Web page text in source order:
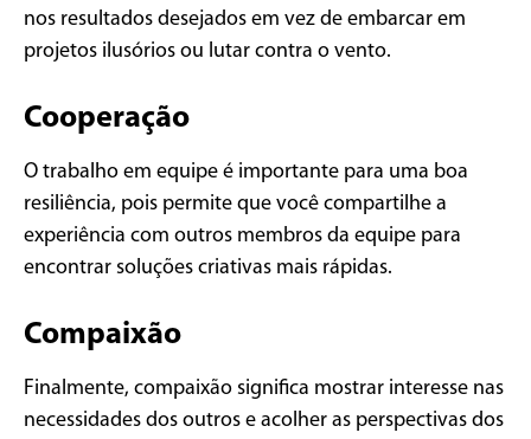
nos resultados desejados em vez de embarcar em
projetos ilusórios ou lutar contra o vento.
Cooperação
O trabalho em equipe é importante para uma boa
resiliência, pois permite que você compartilhe a
experiência com outros membros da equipe para
encontrar soluções criativas mais rápidas.
Compaixão
Finalmente, compaixão significa mostrar interesse nas
necessidades dos outros e acolher as perspectivas dos